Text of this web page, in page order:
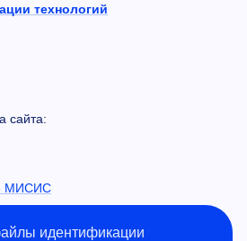
технологий
сайта:
МИСИС
организации
идентификации